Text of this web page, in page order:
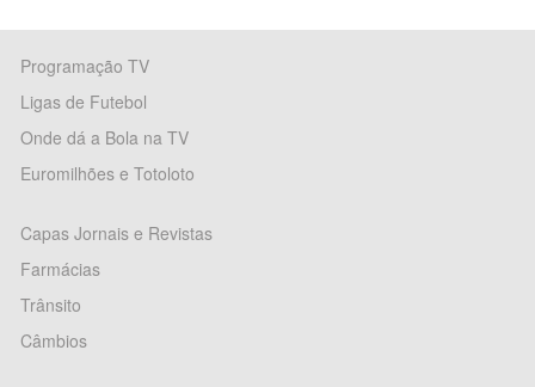
Programação TV
Ligas de Futebol
Onde dá a Bola na TV
Euromilhões e Totoloto
Capas Jornais e Revistas
Farmácias
Trânsito
Câmbios